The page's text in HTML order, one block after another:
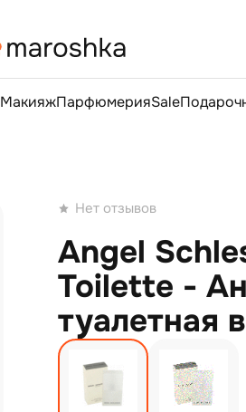
МакияжПарфюмерияSale
Нет отзывов
Angel
Toilette -
туалетная